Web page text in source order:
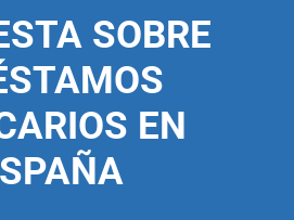
SOBRE
EN